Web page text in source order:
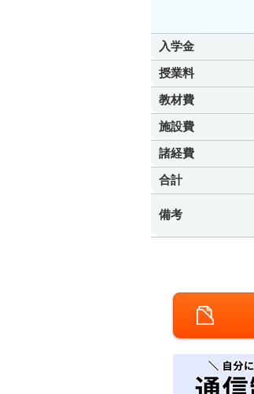
入学金
授業料
教材費
施設費
諸経費
合計
備考